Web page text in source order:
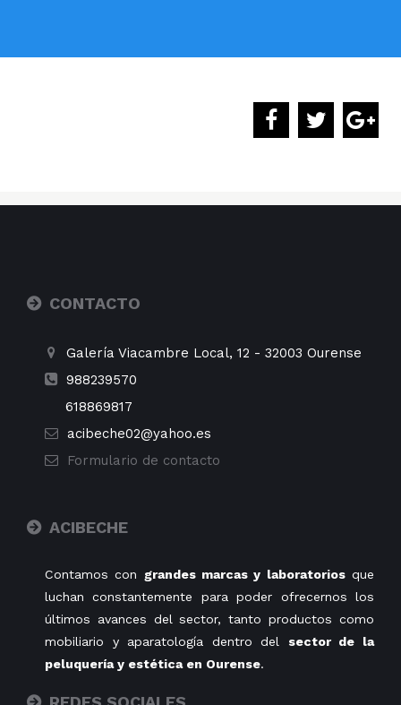
CONTACTO
Galería Viacambre Local, 12 - 32003 Ourense
988239570
618869817
acibeche02@yahoo.es
Formulario de contacto
ACIBECHE
Contamos con grandes marcas y laboratoriosque
luchan constantemente para poder ofrecernos los
últimos avances del sector, tanto productos como
mobiliario y aparatología dentro del sector de la
peluquería y estética en Ourense.